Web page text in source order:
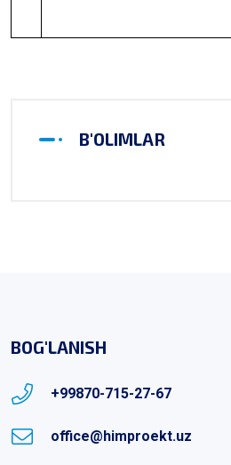
B'OLIMLAR
BOG'LANISH
+99870-715-27-67
office@himproekt.uz